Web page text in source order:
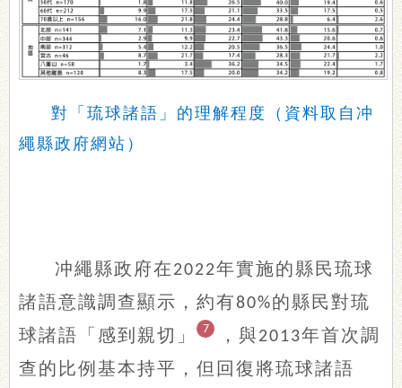
對「琉球諸語」的理解程度（資料取自冲
繩縣政府網站）
冲繩縣政府在 2022年實施的縣民琉球
諸語意識調查顯示，約有80%的縣民對琉
球諸語「感到親切」
7 ，與 2013年首次調
查的比例基本持平，但回復將琉球諸語